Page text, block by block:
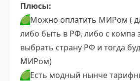
Плюсы:
🟢Можно оплатить МИРом (
либо быть в РФ, либо с компа
выбрать страну РФ и тогда
МИРом)
🟢Есть модный нынче